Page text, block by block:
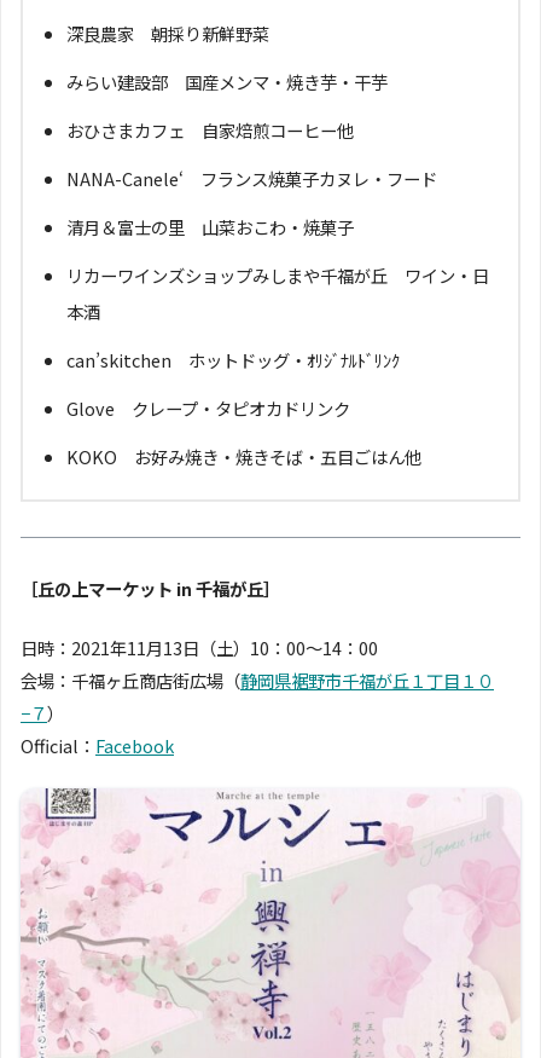
深良農家 朝採り新鮮野菜
みらい建設部 国産メンマ・焼き芋・干芋
おひさまカフェ 自家焙煎コーヒー他
NANA-Canele‘ フランス焼菓子カヌレ・フード
清月＆富士の里 山菜おこわ・焼菓子
リカーワインズショップみしまや千福が丘 ワイン・日
本酒
can’skitchen ホットドッグ・ｵﾘｼﾞﾅﾙﾄﾞﾘﾝｸ
Glove クレープ・タピオカドリンク
KOKO お好み焼き・焼きそば・五目ごはん他
［丘の上マーケット in 千福が丘］
日時：2021年11月13日（土）10：00〜14：00
会場：千福ヶ丘商店街広場（静岡県裾野市千福が丘１丁目１０
−７）
Official： Facebook